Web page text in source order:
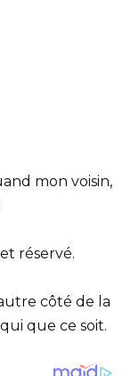
mon voisin,
réservé.
côté de la
que ce soit.